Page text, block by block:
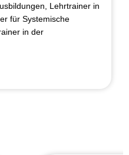
Lehrtrainer in
für Systemische
in der